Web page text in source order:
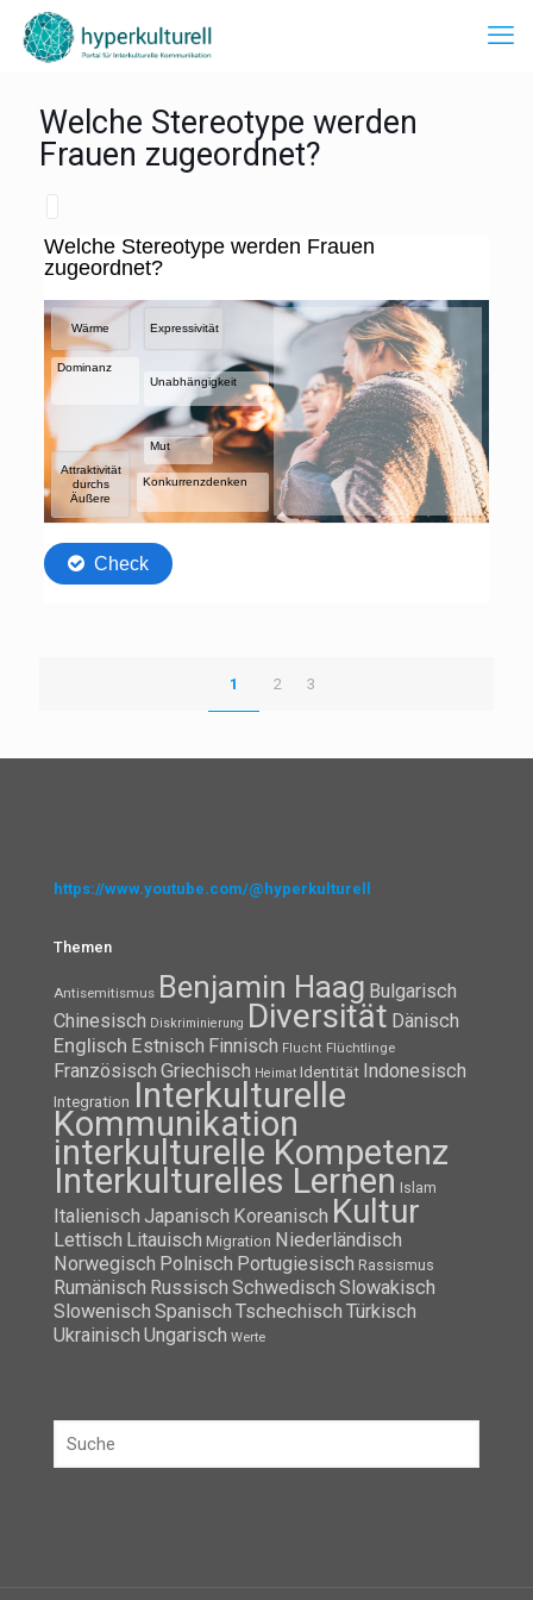
Welche Stereotype werden
Frauen zugeordnet?
1 2 3
https://www.youtube.com/@hyperkulturell
Themen
Antisemitismus Benjamin Haag Bulgarisch
Chinesisch Diskriminierung Diversität Dänisch
Englisch Estnisch Finnisch Flucht Flüchtlinge
Französisch Griechisch Heimat Identität Indonesisch
Integration Interkulturelle
Kommunikation
interkulturelle Kompetenz
Interkulturelles Lernen Islam
Italienisch Japanisch Koreanisch Kultur
Lettisch Litauisch Migration Niederländisch
Norwegisch Polnisch Portugiesisch Rassismus
Rumänisch Russisch Schwedisch Slowakisch
Slowenisch Spanisch Tschechisch Türkisch
Ukrainisch Ungarisch Werte